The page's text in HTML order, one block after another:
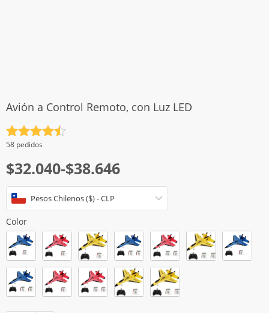
Avión a Control Remoto, con Luz LED
Valorado
con
de 5
58 pedidos
$32.040-$38.646
Rango
de
precios:
desde
$32.040
hasta
$38.646
Pesos Chilenos ($) - CLP
Color